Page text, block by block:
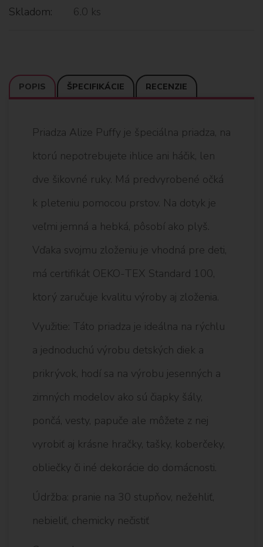
Skladom: 6.0 ks
POPIS ŠPECIFIKÁCIE RECENZIE
Priadza Alize Puffy je špeciálna priadza, na
ktorú nepotrebujete ihlice ani háčik, len
dve šikovné ruky. Má predvyrobené očká
k pleteniu pomocou prstov. Na dotyk je
veľmi jemná a hebká, pôsobí ako plyš.
Vďaka svojmu zloženiu je vhodná pre deti,
má certifikát OEKO-TEX Standard 100,
ktorý zaručuje kvalitu výroby aj zloženia.
Využitie: Táto priadza je ideálna na rýchlu
a jednoduchú výrobu detských diek a
prikrývok, hodí sa na výrobu jesenných a
zimných modelov ako sú čiapky šály,
pončá, vesty, papuče ale môžete z nej
vyrobiť aj krásne hračky, tašky, koberčeky,
obliečky či iné dekorácie do domácnosti.
Údržba: pranie na 30 stupňov, nežehliť,
nebieliť, chemicky nečistiť